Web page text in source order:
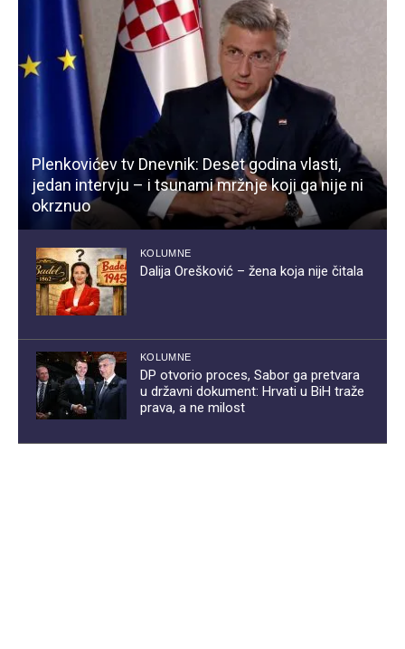
Plenkovićev tv Dnevnik: Deset godina vlasti,
jedan intervju – i tsunami mržnje koji ga nije ni
okrznuo
KOLUMNE
Dalija Orešković – žena koja nije čitala
KOLUMNE
DP otvorio proces, Sabor ga pretvara
u državni dokument: Hrvati u BiH traže
prava, a ne milost